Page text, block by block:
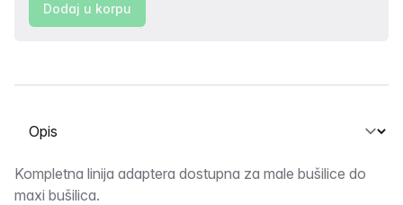
Dodaj u korpu
Odaberite karticu
Opis
Kompletna linija adaptera dostupna za male bušilice do
maxi bušilica.